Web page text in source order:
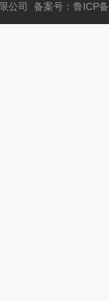
公司 备案号：鲁ICP